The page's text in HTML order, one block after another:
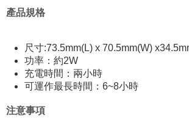
產品規格
尺寸:73.5mm(L) x 70.5mm(W)
功率：約2W
充電時間：兩小時
可運作最長時間：6~8小時
注意事項